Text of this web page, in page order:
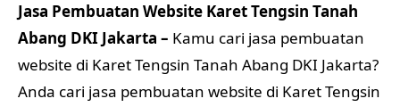
Jasa Pembuatan Website Karet Tengsin Tanah
Abang DKI Jakarta – Kamu cari jasa pembuatan
website di Karet Tengsin Tanah Abang DKI Jakarta?
Anda cari jasa pembuatan website di Karet Tengsin